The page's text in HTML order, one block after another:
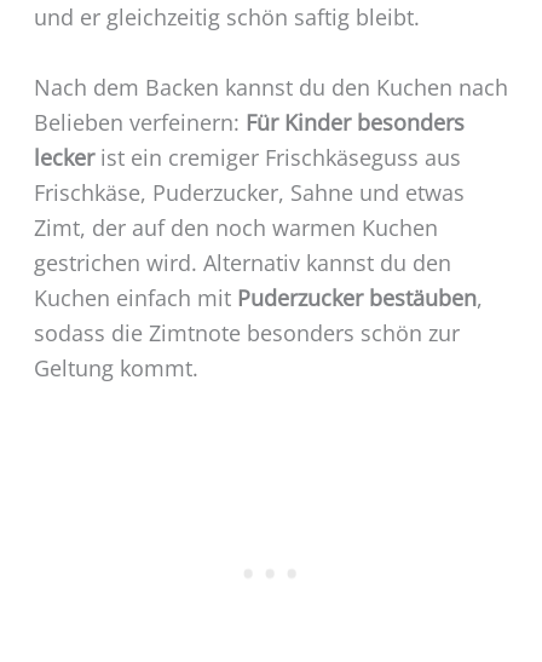
und er gleichzeitig schön saftig bleibt.
Nach dem Backen kannst du den Kuchen nach
Belieben verfeinern: Für Kinder besonders
leckerist ein cremiger Frischkäseguss aus
Frischkäse, Puderzucker, Sahne und etwas
Zimt, der auf den noch warmen Kuchen
gestrichen wird. Alternativ kannst du den
Kuchen einfach mit Puderzucker bestäuben,
sodass die Zimtnote besonders schön zur
Geltung kommt.